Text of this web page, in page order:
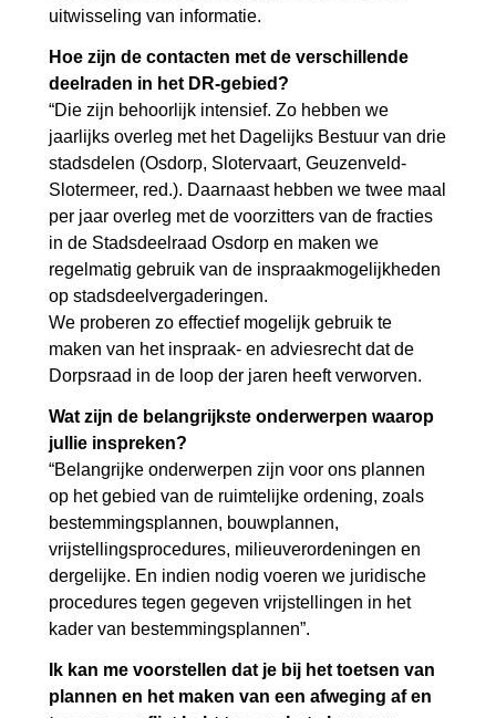
uitwisseling van informatie.
Hoe zijn de contacten met de verschillende
deelraden in het DR-gebied?
“Die zijn behoorlijk intensief. Zo hebben we
jaarlijks overleg met het Dagelijks Bestuur van drie
stadsdelen (Osdorp, Slotervaart, Geuzenveld-
Slotermeer, red.). Daarnaast hebben we twee maal
per jaar overleg met de voorzitters van de fracties
in de Stadsdeelraad Osdorp en maken we
regelmatig gebruik van de inspraakmogelijkheden
op stadsdeelvergaderingen.
We proberen zo effectief mogelijk gebruik te
maken van het inspraak- en adviesrecht dat de
Dorpsraad in de loop der jaren heeft verworven.
Wat zijn de belangrijkste onderwerpen waarop
jullie inspreken?
“Belangrijke onderwerpen zijn voor ons plannen
op het gebied van de ruimtelijke ordening, zoals
bestemmingsplannen, bouwplannen,
vrijstellingsprocedures, milieuverordeningen en
dergelijke. En indien nodig voeren we juridische
procedures tegen gegeven vrijstellingen in het
kader van bestemmingsplannen”.
Ik kan me voorstellen dat je bij het toetsen van
plannen en het maken van een afweging af en